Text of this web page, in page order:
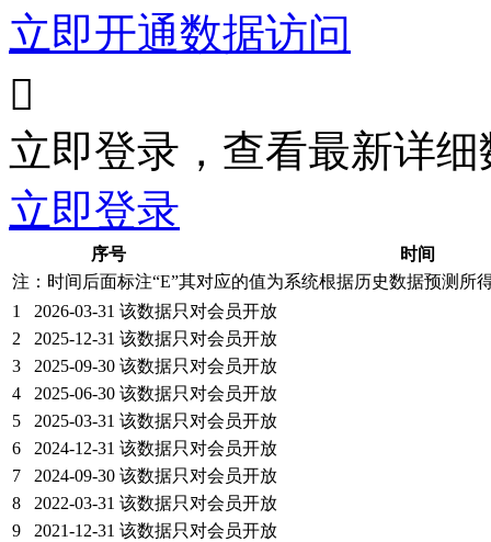
立即开通数据访问

立即登录，查看最新详细
立即登录
序号
时间
注：时间后面标注“E”其对应的值为系统根据历史数据预测所
1
2026-03-31 该数据只对会员开放
2
2025-12-31 该数据只对会员开放
3
2025-09-30 该数据只对会员开放
4
2025-06-30 该数据只对会员开放
5
2025-03-31 该数据只对会员开放
6
2024-12-31 该数据只对会员开放
7
2024-09-30 该数据只对会员开放
8
2022-03-31 该数据只对会员开放
9
2021-12-31 该数据只对会员开放